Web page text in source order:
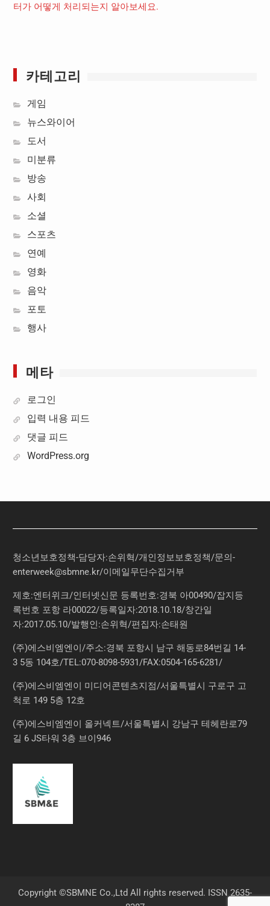
터가 어떻게 처리되는지 알아보세요.
카테고리
게임
뉴스와이어
도서
미분류
방송
사회
소셜
스포츠
연예
영화
음악
포토
행사
메타
로그인
입력 내용 피드
댓글 피드
WordPress.org
청소년보호정책-담당자:손위혁/개인정보보호정책/문의-
enterweek@sbmne.kr/이메일무단수집거부
제호:엔터위크/인터넷신문 등록번호:경북 아00490/잡지등
록번호 포항 라00022/등록일자:2018.10.18/창간일
자:2017.05.10/발행인:손위혁/편집자:손태원
(주)에스비엠엔이/주소:경북 포항시 남구 해동로84번길 14-
3 5동 104호/TEL:070-8098-5931/FAX:0504-165-6281/
(주)에스비엠엔이 미디어콘텐츠지점/서울특별시 구로구 고
척로 149 5층 12호
(주)에스비엠엔이 올커넥트/서울특별시 강남구 테헤란로79
길 6 JS타워 3층 브이946
Copyright ©SBMNE Co.,Ltd All rights reserved. ISSN 2635-